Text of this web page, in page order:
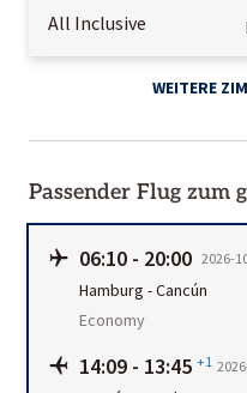
All Inclusive
WEITERE
Passender Flug zum
06:10 - 20:00 2026-
Hamburg -Cancún
Economy
14:09 - 13:45 +1